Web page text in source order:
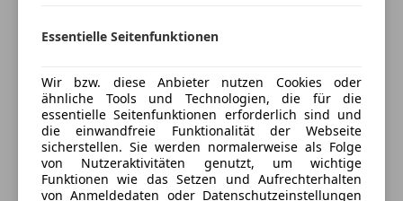
• 5,0-Liter V12 Motor (M70B50)
• Leistung: 220 kW (300 PS)
Benzin-Einspritzmotor
• Farbe: Mauritiusblau Metallic (2-Schicht-Metallic)
Innenausstattung: Nappaleder mit Naturnarbe,
Silbergrau hell
• Klimaanlage / Klimaautomatik mit automatischer
Jetzt berechnen
Verkäufer Händler
Essentielle Seitenfunktionen
Wir bzw. diese Anbieter nutzen Cookies oder
ähnliche Tools und Technologien, die für die
essentielle Seitenfunktionen erforderlich sind und
die einwandfreie Funktionalität der Webseite
sicherstellen. Sie werden normalerweise als Folge
von Nutzeraktivitäten genutzt, um wichtige
Funktionen wie das Setzen und Aufrechterhalten
von Anmeldedaten oder Datenschutzeinstellungen